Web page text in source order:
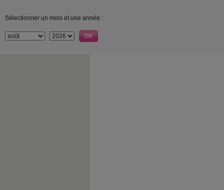
Sélectionner un mois et une année :